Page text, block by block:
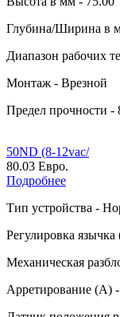
Глубина/Ширина в
Диапазон рабочих
Монтаж - Врезной
Предел прочности -
50ND (8-12vac/
80.03 Евро.
Подробнее
Тип устройства -
Регулировка язычка
Механическая
Арретирование (A)